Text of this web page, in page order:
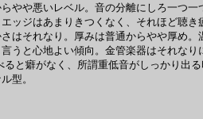
やや悪いレベル。音の分離にしろ一つ
ッジはあまりきつくなく、それほど聴
はそれなり。厚みは普通からやや厚め。
うと心地よい傾向。金管楽器はそれなり
と癖がなく、所謂重低音がしっかり出る
型。